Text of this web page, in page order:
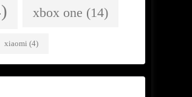
xbox one (14)
xiaomi (4)